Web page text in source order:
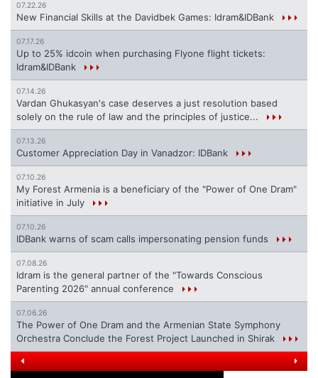
07.22.26
New Financial Skills at the Davidbek Games: Idram&IDBank
07.17.26
Up to 25% idcoin when purchasing Flyone flight tickets:
Idram&IDBank
07.14.26
Vardan Ghukasyan's case deserves a just resolution based
solely on the rule of law and the principles of justice...
07.13.26
Customer Appreciation Day in Vanadzor: IDBank
07.10.26
My Forest Armenia is a beneficiary of the "Power of One Dram"
initiative in July
07.10.26
IDBank warns of scam calls impersonating pension funds
07.08.26
Idram is the general partner of the "Towards Conscious
Parenting 2026" annual conference
07.06.26
The Power of One Dram and the Armenian State Symphony
Orchestra Conclude the Forest Project Launched in Shirak